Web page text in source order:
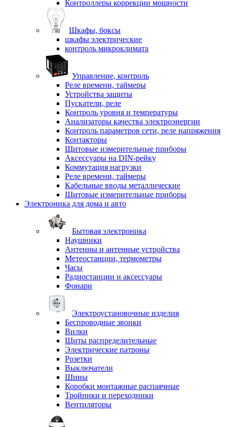
Контроллеры коррекции мощности
Шкафы, боксы
шкафы электрические
контроль микроклимата
Управление, контроль
Реле времени, таймеры
Устройства защиты
Пускатели, реле
Контроль уровня и температуры
Анализаторы качества электроэнергии
Контроль параметров сети, реле напряжения
Контакторы
Щитовые измерительные приборы
Аксессуары на DIN-рейку
Коммутация нагрузки
Реле времени, таймеры
Кабельные вводы металлические
Щитовые измерительные приборы
Электроника для дома и авто
Бытовая электроника
Наушники
Антенны и антенные устройства
Метеостанции, термометры
Часы
Радиостанции и аксессуары
Фонари
Электроустановочные изделия
Беспроводные звонки
Вилки
Щиты распределительные
Электрические патроны
Розетки
Выключатели
Шины
Коробки монтажные распаячные
Тройники и переходники
Вентиляторы